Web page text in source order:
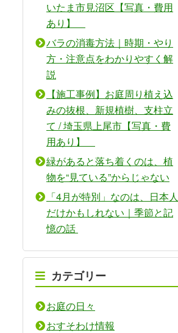
いたま市見沼区【写真・費用
あり】
バラの消毒方法｜時期・やり
方・注意点をわかりやすく解
説
【施工事例】お庭周り植え込
みの抜根、新規植樹、支柱立
て / 埼玉県上尾市【写真・費
用あり】
緑があると落ち着くのは、植
物を“見ている”からじゃない
「4月が特別」なのは、日本人
だけかもしれない｜季節と記
憶の話
カテゴリー
お庭の日々
おすそわけ情報